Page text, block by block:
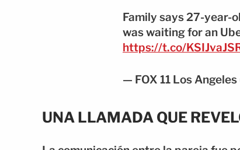
Family says 27-year-
was waiting for an
https://t.co/
— FOX 11 Los Angeles
UNA LLAMADA QUE